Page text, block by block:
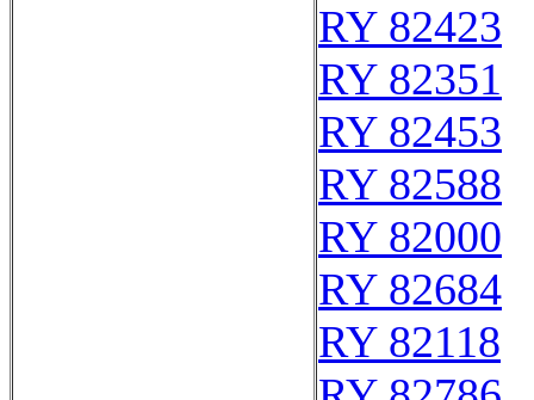
RY 82423
RY 82351
RY 82453
RY 82588
RY 82000
RY 82684
RY 82118